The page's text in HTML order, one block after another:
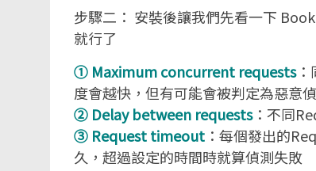
步驟二： 安裝後讓我們先看一下
就行了
① Maximum concurrent requests：
度會越快，但有可能會被判定為惡意
② Delay between requests：不同
③ Request timeout ：每個發出的
久，超過設定的時間時就算偵測失敗